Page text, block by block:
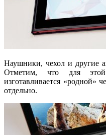
Наушники, чехол и другие
Отметим, что для
изготавливается «родной»
отдельно.